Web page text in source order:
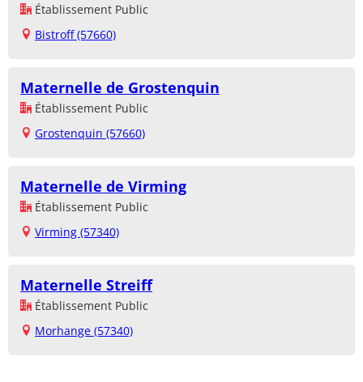
Établissement Public
Bistroff (57660)
Maternelle de Grostenquin
Établissement Public
Grostenquin (57660)
Maternelle de Virming
Établissement Public
Virming (57340)
Maternelle Streiff
Établissement Public
Morhange (57340)